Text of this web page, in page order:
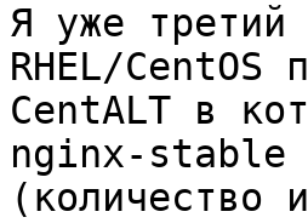
Я уже третий
RHEL/CentOS
CentALT в
nginx-stable
(количество